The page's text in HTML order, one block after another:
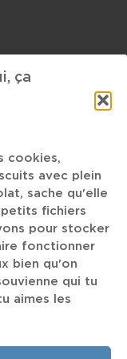
ça
cookies,
avec plein
sache qu'elle
fichiers
pour stocker
fonctionner
bien qu'on
qui tu
aimes les
Circuit
Afrojazz